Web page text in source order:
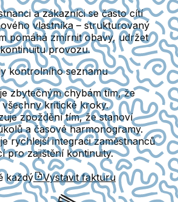
a zákazníci se často cítí
vlastníka – strukturovaný
pomáhá zmírnit obavy, udržet
provozu.
kontrolního seznamu
zbytečným chybám tím, že
kritické kroky.
zpoždění tím, že stanoví
a časové harmonogramy.
rychlejší integraci zaměstnanců
pro zajištění kontinuity.
každý
Vystavit fakturu